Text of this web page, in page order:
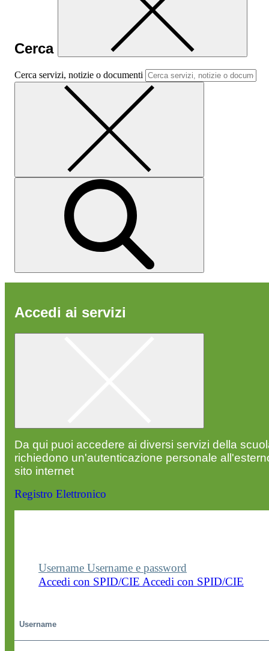
Cerca
Cerca servizi, notizie o documenti
Accedi ai servizi
Da qui puoi accedere ai diversi servizi della
richiedono un'autenticazione personale
sito internet
Registro Elettronico
Username Username e password
Accedi con SPID/CIE Accedi con SPID/CIE